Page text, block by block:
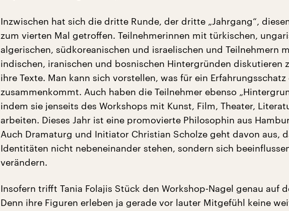
Inzwischen hat sich die dritte Runde, der dritte „Jahrgang“,
zum vierten Mal getroffen. Teilnehmerinnen mit türkischen,
algerischen, südkoreanischen und israelischen und Teilnehmern
indischen, iranischen und bosnischen Hintergründen diskutieren
ihre Texte. Man kann sich vorstellen, was für ein
zusammenkommt. Auch haben die Teilnehmer ebenso
indem sie jenseits des Workshops mit Kunst, Film, Theater,
arbeiten. Dieses Jahr ist eine promovierte Philosophin aus
Auch Dramaturg und Initiator Christian Scholze geht davon aus,
Identitäten nicht nebeneinander stehen, sondern sich
verändern.
Insofern trifft Tania Folajis Stück den Workshop-Nagel genau auf
Denn ihre Figuren erleben ja gerade vor lauter Mitgefühl keine